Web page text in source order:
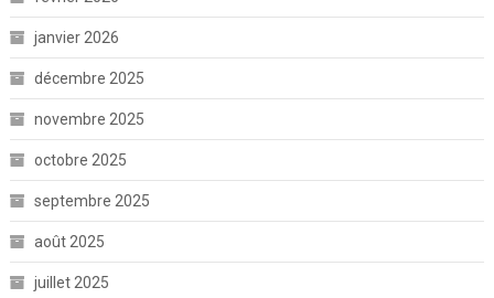
janvier 2026
décembre 2025
novembre 2025
octobre 2025
septembre 2025
août 2025
juillet 2025